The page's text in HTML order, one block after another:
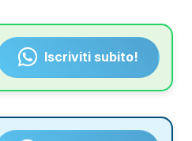
Iscriviti subito!